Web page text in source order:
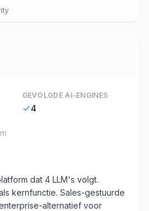
GEVOLGDE AI-ENGINES
4
dat 4 LLM's volgt.
kernfunctie. Sales-gestuurde
alternatief voor